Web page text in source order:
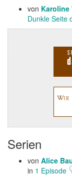
von Karoline
Dunkle Seite
Serien
von Alice
in 1 Episode